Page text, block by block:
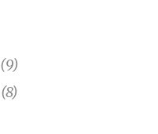
(9)
(8)